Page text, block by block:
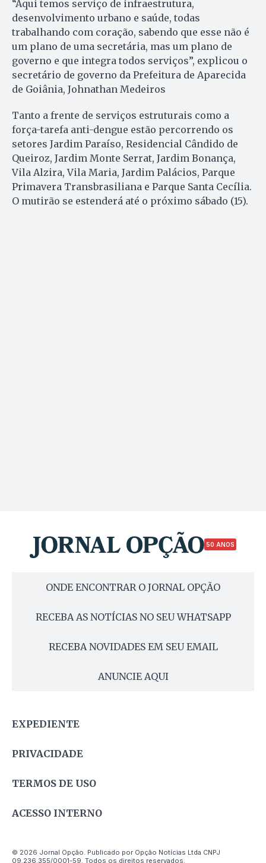
“Aqui temos serviço de infraestrutura,
desenvolvimento urbano e saúde, todas
trabalhando com coração, sabendo que esse não é
um plano de uma secretária, mas um plano de
governo e que integra todos serviços”, explicou o
secretário de governo da Prefeitura de Aparecida
de Goiânia, Johnathan Medeiros
Tanto a frente de serviços estruturais como a
força-tarefa anti-dengue estão percorrendo os
setores Jardim Paraíso, Residencial Cândido de
Queiroz, Jardim Monte Serrat, Jardim Bonança,
Vila Alzira, Vila Maria, Jardim Palácios, Parque
Primavera Transbrasiliana e Parque Santa Cecília.
O mutirão se estenderá até o próximo sábado (15).
50 ANOS
ONDE ENCONTRAR O JORNAL OPÇÃO
RECEBA AS NOTÍCIAS NO SEU WHATSAPP
RECEBA NOVIDADES EM SEU EMAIL
ANUNCIE AQUI
EXPEDIENTE
PRIVACIDADE
TERMOS DE USO
ACESSO INTERNO
© 2026 Jornal Opção. Publicado por Opção Notícias Ltda CNPJ
09.236.355/0001-59. Todos os direitos reservados.